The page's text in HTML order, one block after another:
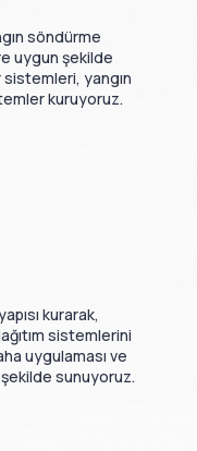
söndürme
uygun şekilde
yangın
kuruyoruz.
kurarak,
sistemlerini
uygulaması ve
sunuyoruz.